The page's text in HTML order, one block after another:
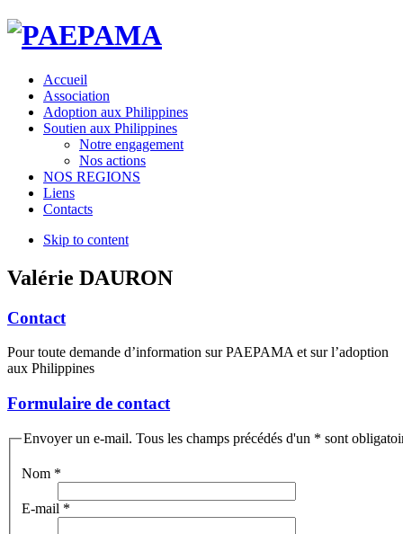
Accueil
Association
Adoption aux Philippines
Soutien aux Philippines
Notre engagement
Nos actions
NOS REGIONS
Liens
Contacts
Skip to content
Valérie DAURON
Contact
Pour toute demande d’information sur PAEPAMA et sur l’adoption
aux Philippines
Formulaire de contact
Envoyer un e-mail. Tous les champs précédés d'un * sont
Nom *
E-mail *